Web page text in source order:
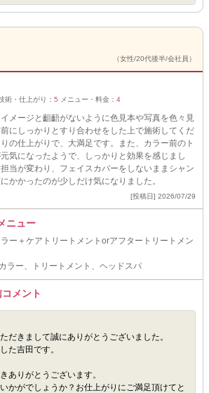
（女性/20代後半/会社員）
術・仕上がり： 5 メニュー・料金： 4
メージと齟齬がないように色見本や写真を色々見
にしっかりとすり合わせをした上で施術してくだ
の仕上がりで、大満足です。また、カラー前のト
気になったようで、しっかりと効果を感じまし
当が変わり、フェイスカバーをしないままシャン
かかったのが少しだけ気になりました。
[投稿日] 2026/07/29
ニュー
ラー＋ケアトリートメントorアフタートリートメン
ラー、トリートメント、ヘッドスパ
メント
だきまして誠にありがとうございました。
た吉田です。
ありがとうございます。
かがでしょうか？お仕上がりにご満足頂けてと